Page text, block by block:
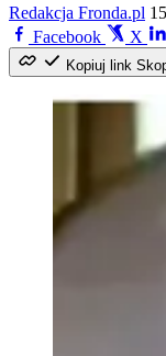
Redakcja Fronda.pl
Facebook
X
Kopiuj link